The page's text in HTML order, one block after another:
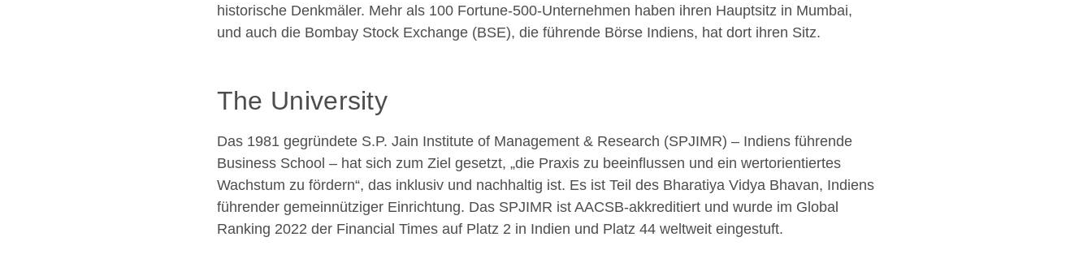
historische Denkmäler. Mehr als 100 Fortune-500-Unternehmen haben ihren Hauptsitz in Mumbai,
und auch die Bombay Stock Exchange (BSE), die führende Börse Indiens, hat dort ihren Sitz.
The University
Das 1981 gegründete S.P. Jain Institute of Management & Research (SPJIMR) – Indiens führende
Business School – hat sich zum Ziel gesetzt, „die Praxis zu beeinflussen und ein wertorientiertes
Wachstum zu fördern“, das inklusiv und nachhaltig ist. Es ist Teil des Bharatiya Vidya Bhavan, Indiens
führender gemeinnütziger Einrichtung. Das SPJIMR ist AACSB-akkreditiert und wurde im Global
Ranking 2022 der Financial Times auf Platz 2 in Indien und Platz 44 weltweit eingestuft.